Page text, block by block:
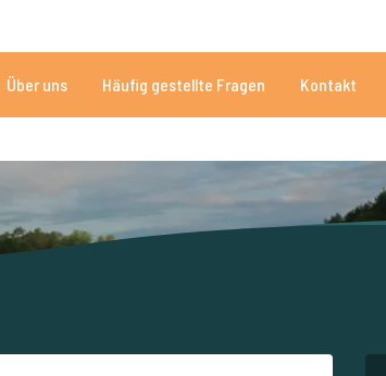
Über uns Häufig gestellte Fragen Kontakt